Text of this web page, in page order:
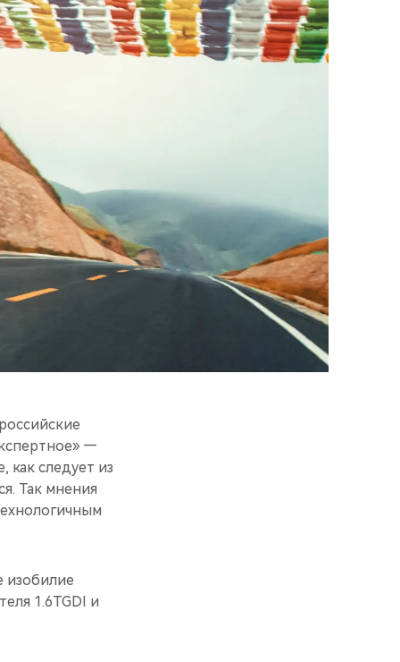
—
следует из
Так мнения
изобилие
1.6TGDI и